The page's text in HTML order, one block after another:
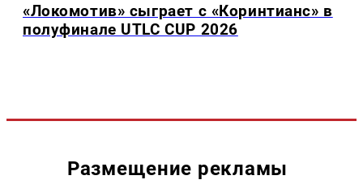
«Локомотив» сыграет с «Коринтианс» в
полуфинале UTLC CUP 2026
Размещение рекламы